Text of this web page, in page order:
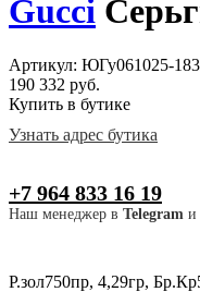
Gucci
Артикул: ЮГу061025-
190 332 руб.
Купить в бутике
Узнать адрес бутика
+7 964 833 16 19
Наш менеджер в Telegram и
Р.зол750пр, 4,29гр,